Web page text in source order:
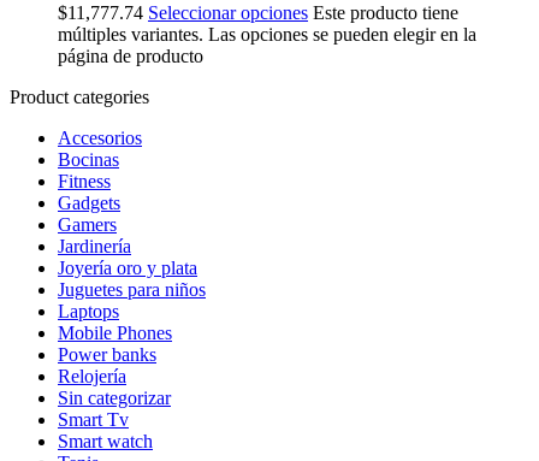
$11,777.74 Seleccionar opciones Este producto tiene
múltiples variantes. Las opciones se pueden elegir en la
página de producto
Product categories
Accesorios
Bocinas
Fitness
Gadgets
Gamers
Jardinería
Joyería oro y plata
Juguetes para niños
Laptops
Mobile Phones
Power banks
Relojería
Sin categorizar
Smart Tv
Smart watch